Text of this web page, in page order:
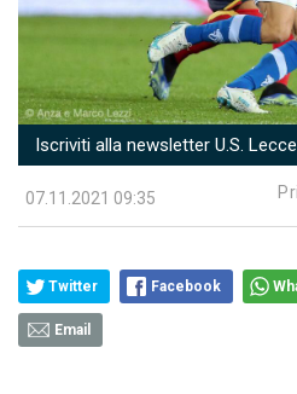
Iscriviti alla newsletter U.S.
07.11.2021 09:35
Twitter Facebook
Email